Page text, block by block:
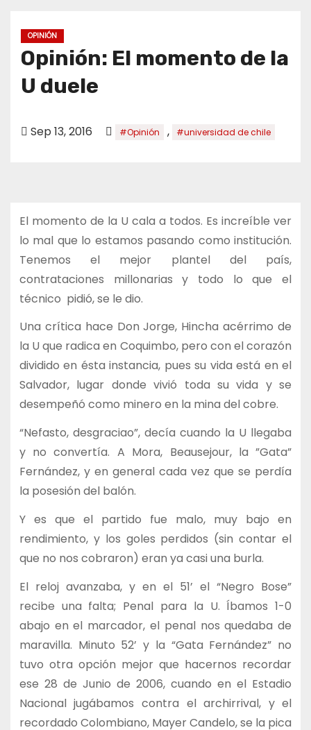
OPINIÓN
Opinión: El momento de la
U duele
Sep 13, 2016 #Opinión , #universidad de chile
El momento de la U cala a todos. Es increíble ver
lo mal que lo estamos pasando como institución.
Tenemos el mejor plantel del país,
contrataciones millonarias y todo lo que el
técnico pidió, se le dio.
Una crítica hace Don Jorge, Hincha acérrimo de
la U que radica en Coquimbo, pero con el corazón
dividido en ésta instancia, pues su vida está en el
Salvador, lugar donde vivió toda su vida y se
desempeñó como minero en la mina del cobre.
“Nefasto, desgraciao”, decía cuando la U llegaba
y no convertía. A Mora, Beausejour, la ”Gata”
Fernández, y en general cada vez que se perdía
la posesión del balón.
Y es que el partido fue malo, muy bajo en
rendimiento, y los goles perdidos (sin contar el
que no nos cobraron) eran ya casi una burla.
El reloj avanzaba, y en el 51’ el “Negro Bose”
recibe una falta; Penal para la U. Íbamos 1-0
abajo en el marcador, el penal nos quedaba de
maravilla. Minuto 52’ y la “Gata Fernández” no
tuvo otra opción mejor que hacernos recordar
ese 28 de Junio de 2006, cuando en el Estadio
Nacional jugábamos contra el archirrival, y el
recordado Colombiano, Mayer Candelo, se la pica